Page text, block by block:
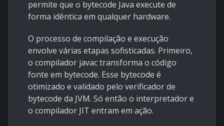
permite que o bytecode Java execute de
forma idêntica em qualquer hardware.
O processo de compilação e execução
envolve várias etapas sofisticadas. Primeiro,
o compilador javac transforma o código
fonte em bytecode. Esse bytecode é
otimizado e validado pelo verificador de
bytecode da JVM. Só então o interpretador e
o compilador JIT entram em ação.